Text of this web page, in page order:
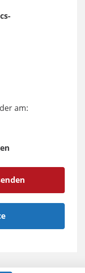
am: